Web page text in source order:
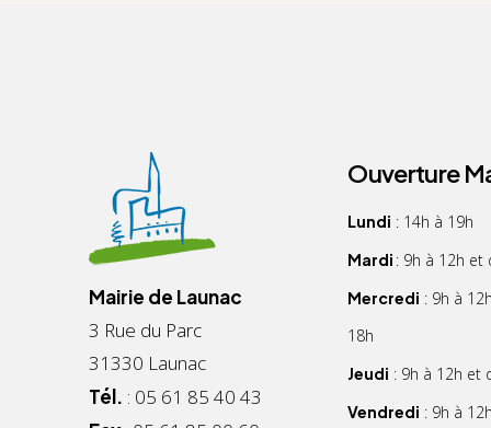
Mairie de Launac
3 Rue du Parc
31330 Launac
Tél. : 05 61 85 40 43
Ouverture
Lundi : 14h à 19h
Mardi : 9h à 12h et
Mercredi : 9h à
18h
Jeudi : 9h à 12h et
Vendredi : 9h à